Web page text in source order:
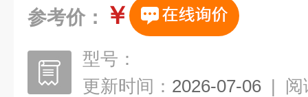
参考价： ￥
型号：
更新时间： 2026-07-06 | 阅